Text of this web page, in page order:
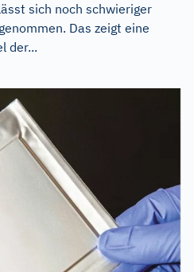
sich noch schwieriger
Das zeigt eine
der...